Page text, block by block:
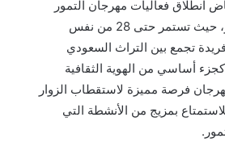
انطلاق فعاليات مهرجان التمور
2024 في 19 نوفمبر، حيث تستمر حتى 28 من نفس
تجمع بين التراث السعودي
كجزء أساسي من الهوية الثقافية
فرصة مميزة لاستقطاب الزوار
بمزيج من الأنشطة التي